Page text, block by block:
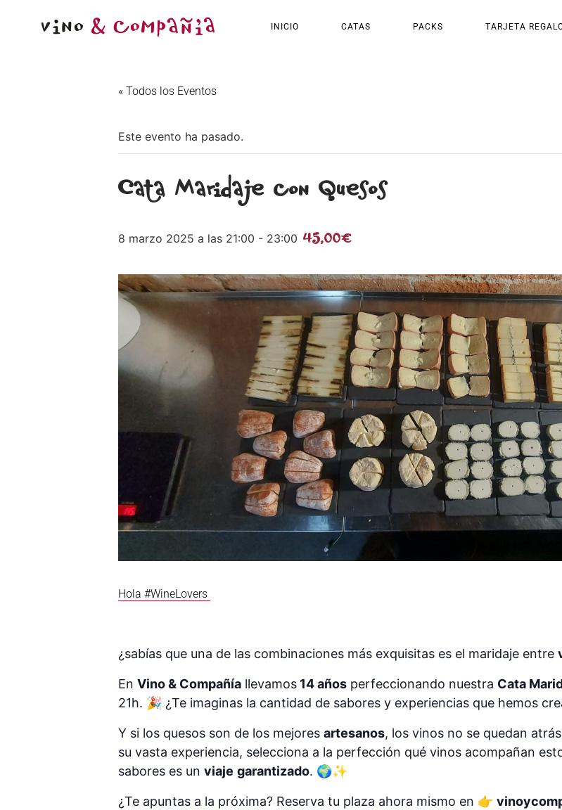
INICIO CATAS PACKS TARJETA
« Todos los Eventos
Este evento ha pasado.
Cata Maridaje con Quesos
8 marzo 2025 a las 21:00 - 23:00 45,00€
Hola #WineLovers
¿sabías que una de las combinaciones más exquisitas es el maridaje entre
En Vino & Compañía llevamos 14 años perfeccionando nuestra Cata
21h. 🎉 ¿Te imaginas la cantidad de sabores y experiencias que hemos
Y si los quesos son de los mejores artesanos, los vinos no se quedan
su vasta experiencia, selecciona a la perfección qué vinos acompañan
sabores es un viaje garantizado. 🌍✨
¿Te apuntas a la próxima? Reserva tu plaza ahora mismo en 👉